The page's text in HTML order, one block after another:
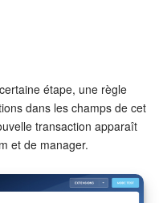
les RH
étape, une règle
dans les champs de cet
transaction apparaît
et de manager.